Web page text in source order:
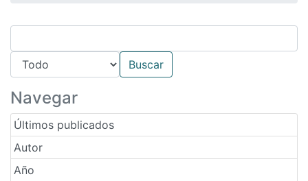
Navegar
Últimos publicados
Autor
Año